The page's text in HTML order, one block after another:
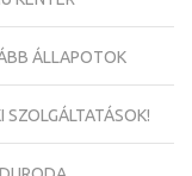
ÁLLAPOTOK
SZOLGÁLTATÁSOK!